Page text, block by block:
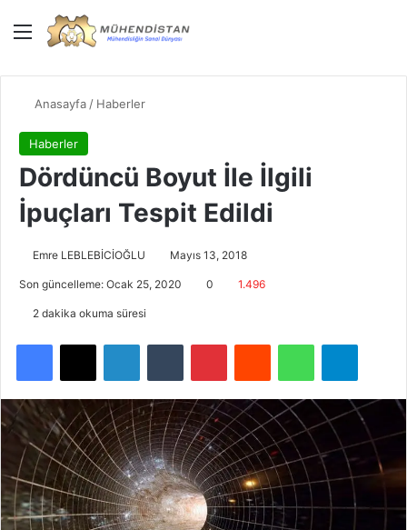
Menü
Anasayfa / Haberler
Haberler
Dördüncü Boyut İle İlgili
İpuçları Tespit Edildi
Emre LEBLEBİCİOĞLU Mayıs 13, 2018
Son güncelleme: Ocak 25, 2020 0 1.496
2 dakika okuma süresi
Facebook
X LinkedInTumblr PinterestReddit WhatsApp